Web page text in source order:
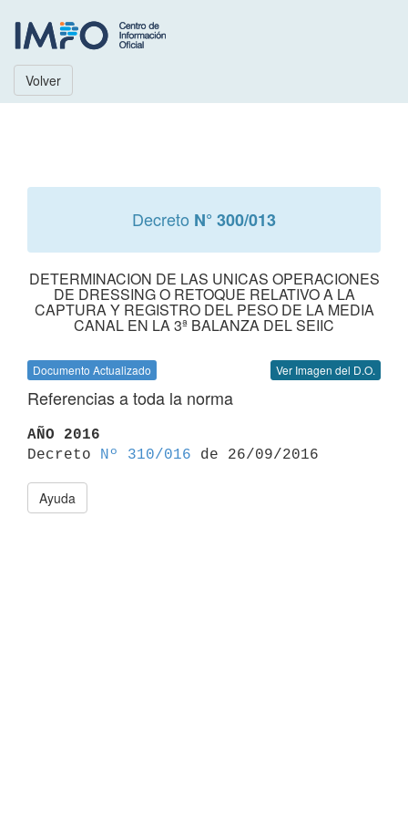
Volver
Decreto N° 300/013
DETERMINACION DE LAS UNICAS OPERACIONES
DE DRESSING O RETOQUE RELATIVO A LA
CAPTURA Y REGISTRO DEL PESO DE LA MEDIA
CANAL EN LA 3ª BALANZA DEL SEIIC
Documento Actualizado Ver Imagen del D.O.
Referencias a toda la norma
AÑO 2016
Decreto
Nº 310/016
Ayuda